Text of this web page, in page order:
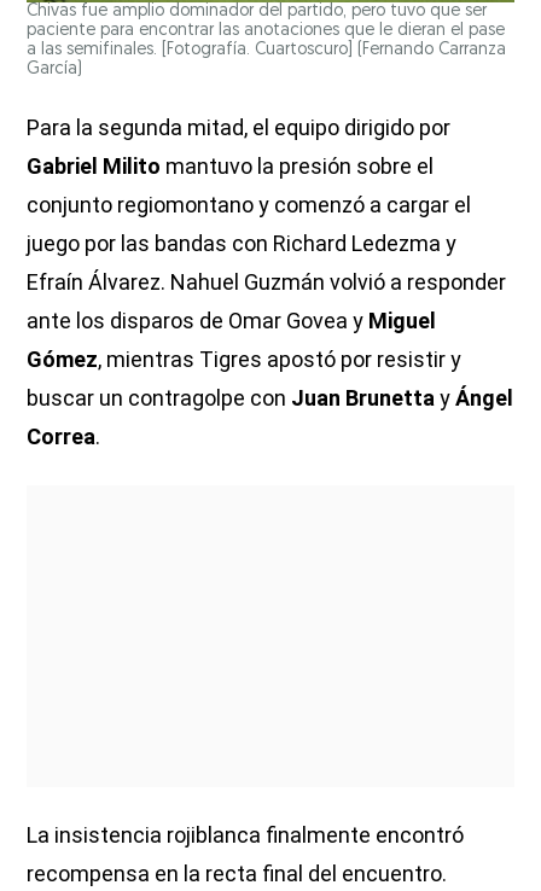
Chivas fue amplio dominador del partido, pero tuvo que ser
paciente para encontrar las anotaciones que le dieran el pase
a las semifinales. [Fotografía. Cuartoscuro]
(Fernando Carranza
García)
Para la segunda mitad, el equipo dirigido por
Gabriel Milito mantuvo la presión sobre el
conjunto regiomontano y comenzó a cargar el
juego por las bandas con Richard Ledezma y
Efraín Álvarez. Nahuel Guzmán volvió a responder
ante los disparos de Omar Govea y Miguel
Gómez, mientras Tigres apostó por resistir y
buscar un contragolpe con Juan Brunetta yÁngel
Correa.
La insistencia rojiblanca finalmente encontró
recompensa en la recta final del encuentro.